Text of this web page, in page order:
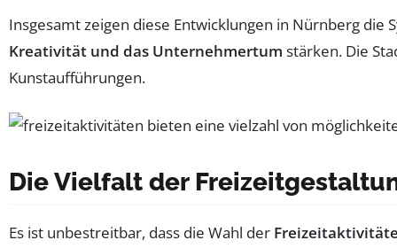
Insgesamt zeigen diese Entwicklungen in Nürnberg die
Kreativität und das Unternehmertum stärken. Die
Kunstaufführungen.
Die Vielfalt der
Es ist unbestreitbar, dass die Wahl der